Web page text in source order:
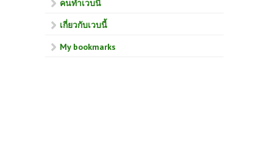
คนทำเวบนี้
เกี่ยวกับเวบนี้
My bookmarks